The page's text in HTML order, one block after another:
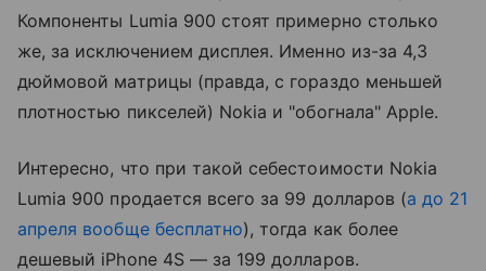
Компоненты Lumia 900 стоят примерно столько
же, за исключением дисплея. Именно из-за 4,3
дюймовой матрицы (правда, с гораздо меньшей
плотностью пикселей) Nokia и "обогнала" Apple.
Интересно, что при такой себестоимости Nokia
Lumia 900 продается всего за 99 долларов (а до 21
апреля вообще бесплатно), тогда как более
дешевый iPhone 4S — за 199 долларов.